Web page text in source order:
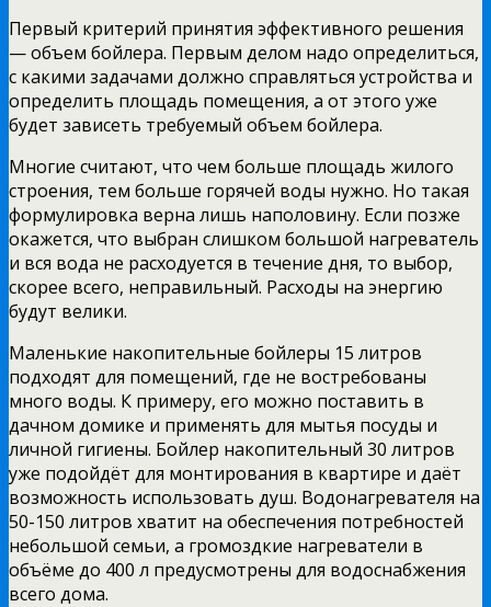
Первый критерий принятия эффективного решения
— объем бойлера. Первым делом надо определиться,
с какими задачами должно справляться устройства и
определить площадь помещения, а от этого уже
будет зависеть требуемый объем бойлера.
Многие считают, что чем больше площадь жилого
строения, тем больше горячей воды нужно. Но такая
формулировка верна лишь наполовину. Если позже
окажется, что выбран слишком большой нагреватель
и вся вода не расходуется в течение дня, то выбор,
скорее всего, неправильный. Расходы на энергию
будут велики.
Маленькие накопительные бойлеры 15 литров
подходят для помещений, где не востребованы
много воды. К примеру, его можно поставить в
дачном домике и применять для мытья посуды и
личной гигиены. Бойлер накопительный 30 литров
уже подойдёт для монтирования в квартире и даёт
возможность использовать душ. Водонагревателя на
50-150 литров хватит на обеспечения потребностей
небольшой семьи, а громоздкие нагреватели в
объёме до 400 л предусмотрены для водоснабжения
всего дома.